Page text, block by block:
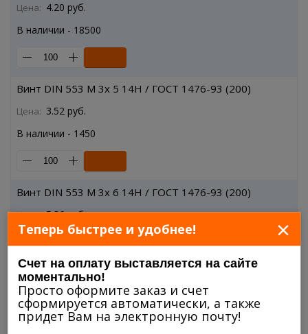
Теперь быстрее и удобнее! ×
Счет на оплату выставляется на сайте
моментально!
Просто оформите заказ и счет
сформируется автоматически, а также
придет Вам на электронную почту!
Цена: 4.20 руб.
В наличии - 18500
Винт DIN 553 M 3x 5 14H / ГОСТ 1476-93 (200)
Цена: 3.52 руб.
В наличии - 1450
Винт DIN 553 M 3x 6 14H / ГОСТ 1476-93 (200)
Цена: 5.36 руб.
В наличии - 43380
Винт DIN 553 M 3x 8 14H / ГОСТ 1476-93 (200)
Цена: 4.33 руб.